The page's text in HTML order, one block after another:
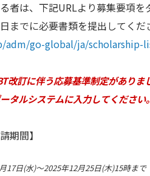
者は、下記URLより募集要項を
までに必要書類を提出してくだ
go-global/ja/scholarship-
訂に伴う応募基準制定がありま
タルシステムに入力してください。
期間】
日(水)～2025年12月25日(木)15時まで